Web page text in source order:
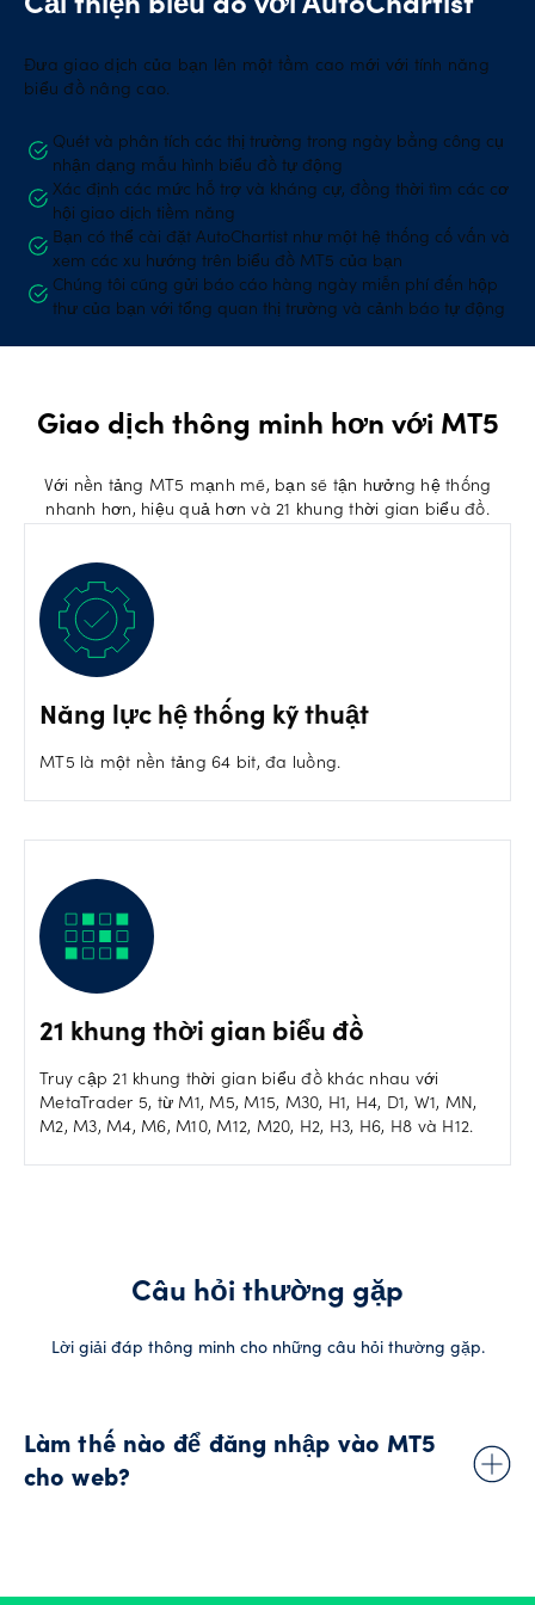
Cải thiện biểu đồ với AutoChartist
Đưa giao dịch của bạn lên một tầm cao mới với tính năng
biểu đồ nâng cao.
Quét và phân tích các thị trường trong ngày bằng công cụ
nhận dạng mẫu hình biểu đồ tự động
Xác định các mức hỗ trợ và kháng cự, đồng thời tìm các cơ
hội giao dịch tiềm năng
Bạn có thể cài đặt AutoChartist như một hệ thống cố vấn và
xem các xu hướng trên biểu đồ MT5 của bạn
Chúng tôi cũng gửi báo cáo hàng ngày miễn phí đến hộp
thư của bạn với tổng quan thị trường và cảnh báo tự động
Giao dịch thông minh hơn với MT5
Với nền tảng MT5 mạnh mẽ, bạn sẽ tận hưởng hệ thống
nhanh hơn, hiệu quả hơn và 21 khung thời gian biểu đồ.
Năng lực hệ thống kỹ thuật
MT5 là một nền tảng 64 bit, đa luồng.
21 khung thời gian biểu đồ
Truy cập 21 khung thời gian biểu đồ khác nhau với
MetaTrader 5, từ M1, M5, M15, M30, H1, H4, D1, W1, MN,
M2, M3, M4, M6, M10, M12, M20, H2, H3, H6, H8 và H12.
Câu hỏi thường gặp
Lời giải đáp thông minh cho những câu hỏi thường gặp.
Làm thế nào để đăng nhập vào MT5
cho web?
MetaTrader 5 cho web cho phép bạn giao dịch ngay từ trình